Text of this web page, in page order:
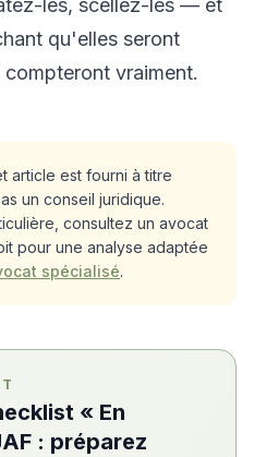
les, scellez-les — et
qu'elles seront
vraiment.
article est fourni à titre
un conseil juridique.
consultez un avocat
pour une analyse adaptée
spécialisé.
« En
: préparez